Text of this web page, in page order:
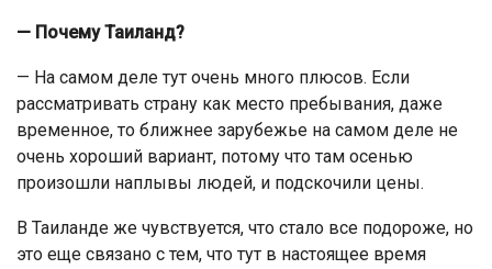
— Почему Таиланд?
— На самом деле тут очень много плюсов. Если
рассматривать страну как место пребывания, даже
временное, то ближнее зарубежье на самом деле не
очень хороший вариант, потому что там осенью
произошли наплывы людей, и подскочили цены.
В Таиланде же чувствуется, что стало все подороже, но
это еще связано с тем, что тут в настоящее время